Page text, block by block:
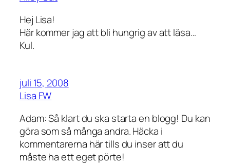
Hej Lisa!
Här kommer jag att bli hungrig av att läsa…
Kul.
juli 15, 2008
Lisa FW
Adam: Så klart du ska starta en blogg! Du kan
göra som så många andra. Häcka i
kommentarerna här tills du inser att du
måste ha ett eget pörte!